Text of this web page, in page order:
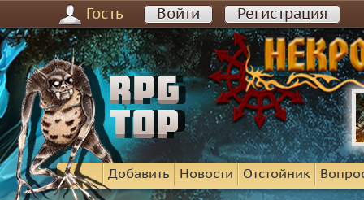
Гость Войти Регистрация
Добавить Новости Отстойник